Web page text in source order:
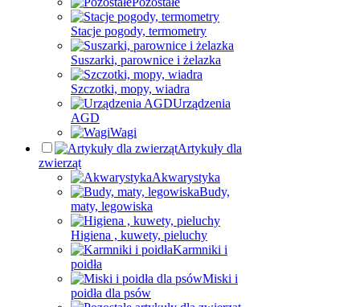
Stacje pogody, termometry
Suszarki, parownice i żelazka
Szczotki, mopy, wiadra
Urządzenia
AGD
Wagi
Artykuły dla
zwierząt
Akwarystyka
Budy,
maty, legowiska
Higiena , kuwety, pieluchy
Karmniki i
poidła
Miski i
poidła dla psów